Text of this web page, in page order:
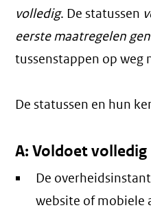
volledig. De statussen
eerste maatregelen
tussenstappen op weg
De statussen en hun
A: Voldoet volledig
De
website of mobiele